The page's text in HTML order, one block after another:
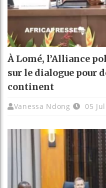
À Lomé, l’Alliance
sur le dialogue pour
continent
Vanessa Ndong 05